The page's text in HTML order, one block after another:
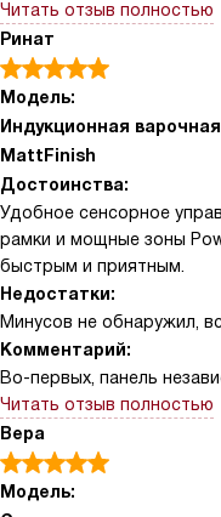
Читать отзыв полностью
Ринат
Модель:
Индукционная
MattFinish
Достоинства:
Удобное сенсорное
рамки и мощные зоны
быстрым и приятным.
Недостатки:
Минусов не обнаружил,
Комментарий:
Во-первых, панель
установки, и при этом
черная матовая
в интерьер. Сенсорные
просты и интуитивно
читается даже при
Читать отзыв полностью
Вера
Модель: